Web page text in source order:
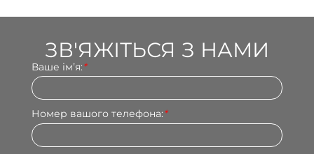
ЗВ'ЯЖІТЬСЯ З НАМИ
Ваше імʼя:*
Номер вашого телефона:*